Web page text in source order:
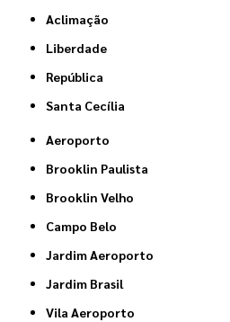
Aclimação
Liberdade
República
Santa Cecília
Aeroporto
Brooklin Paulista
Brooklin Velho
Campo Belo
Jardim Aeroporto
Jardim Brasil
Vila Aeroporto